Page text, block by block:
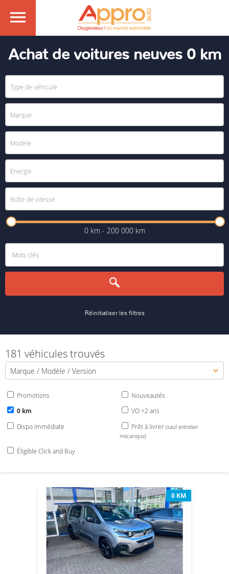
Achat de voitures neuves 0 km
0 km - 200 000 km
Réinitialiser les filtres
181 véhicules trouvés
Marque / Modèle / Version
Promotions Nouveautés
0 km
VO +2 ans
Dispo immédiate
Prêt à livrer (sauf entretien
mécanique)
Éligible Click and Buy
0 KM